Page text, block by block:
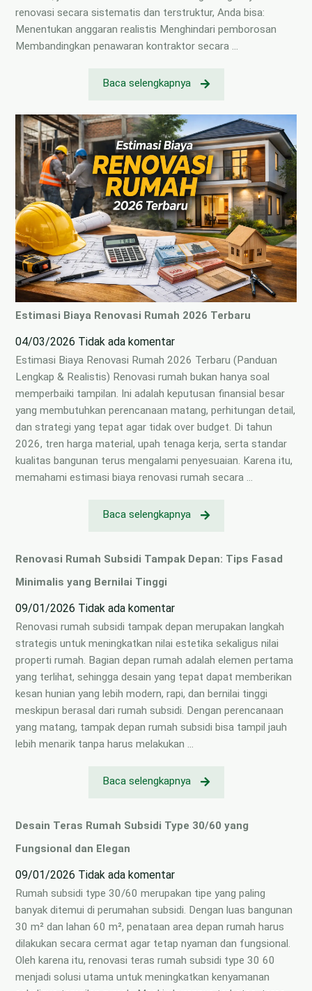
renovasi secara sistematis dan terstruktur, Anda bisa:
Menentukan anggaran realistis Menghindari pemborosan
Membandingkan penawaran kontraktor secara …
Baca selengkapnya
Estimasi Biaya Renovasi Rumah 2026 Terbaru
04/03/2026 Tidak ada komentar
Estimasi Biaya Renovasi Rumah 2026 Terbaru (Panduan
Lengkap & Realistis) Renovasi rumah bukan hanya soal
memperbaiki tampilan. Ini adalah keputusan finansial besar
yang membutuhkan perencanaan matang, perhitungan detail,
dan strategi yang tepat agar tidak over budget. Di tahun
2026, tren harga material, upah tenaga kerja, serta standar
kualitas bangunan terus mengalami penyesuaian. Karena itu,
memahami estimasi biaya renovasi rumah secara …
Baca selengkapnya
Renovasi Rumah Subsidi Tampak Depan: Tips Fasad
Minimalis yang Bernilai Tinggi
09/01/2026 Tidak ada komentar
Renovasi rumah subsidi tampak depan merupakan langkah
strategis untuk meningkatkan nilai estetika sekaligus nilai
properti rumah. Bagian depan rumah adalah elemen pertama
yang terlihat, sehingga desain yang tepat dapat memberikan
kesan hunian yang lebih modern, rapi, dan bernilai tinggi
meskipun berasal dari rumah subsidi. Dengan perencanaan
yang matang, tampak depan rumah subsidi bisa tampil jauh
lebih menarik tanpa harus melakukan …
Baca selengkapnya
Desain Teras Rumah Subsidi Type 30/60 yang
Fungsional dan Elegan
09/01/2026 Tidak ada komentar
Rumah subsidi type 30/60 merupakan tipe yang paling
banyak ditemui di perumahan subsidi. Dengan luas bangunan
30 m² dan lahan 60 m², penataan area depan rumah harus
dilakukan secara cermat agar tetap nyaman dan fungsional.
Oleh karena itu, renovasi teras rumah subsidi type 30 60
menjadi solusi utama untuk meningkatkan kenyamanan